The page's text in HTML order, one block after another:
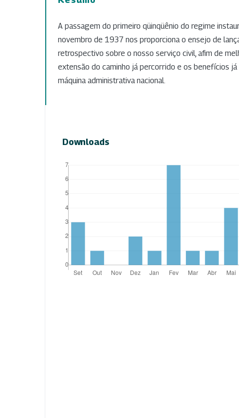
A passagem do primeiro qüinqüênio do regime
novembro de 1937 nos proporciona o ensejo de
retrospectivo sobre o nosso serviço civil, afim de
extensão do caminho já percorrido e os benefícios já
máquina administrativa nacional.
Downloads